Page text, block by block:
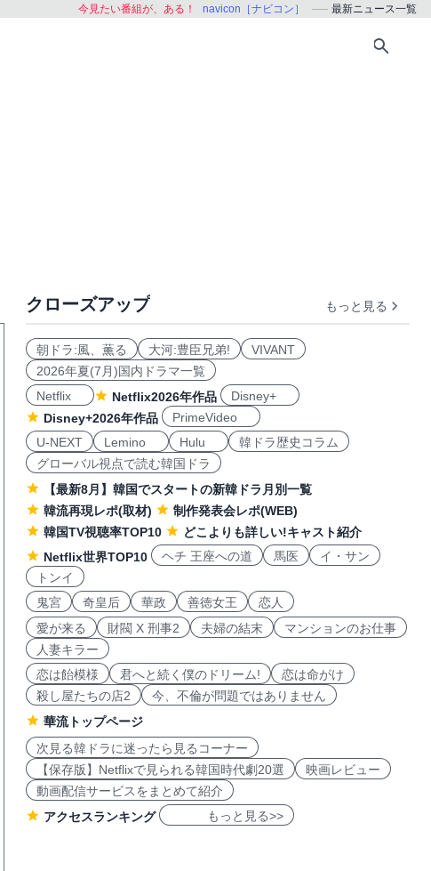
今見たい番組が、ある！ navicon［ナビコン］ 最新ニュース一覧
クローズアップ もっと見る
朝ドラ:風、薫る 大河:豊臣兄弟!
VIVANT
2026年夏(7月)国内ドラマ一覧
Netflix
Netflix2026年作品
Disney+
Disney+2026年作品
PrimeVideo
U-NEXT
Lemino Hulu
韓ドラ歴史コラム
グローバル視点で読む韓国ドラ
【最新8月】韓国でスタートの新韓ドラ月別一覧
韓流再現レポ(取材)
制作発表会レポ(WEB)
韓国TV視聴率TOP10
どこよりも詳しい!キャスト紹介
Netflix世界TOP10
ヘチ 王座への道 馬医
イ・サン
トンイ
鬼宮
奇皇后 華政 善徳女王
恋人
愛が来る
財閥 X 刑事2 夫婦の結末
マンションのお仕事
人妻キラー
恋は飴模様
君へと続く僕のドリーム!
恋は命がけ
殺し屋たちの店2
今、不倫が問題ではありません
華流トップページ
次見る韓ドラに迷ったら見るコーナー
【保存版】Netflixで見られる韓国時代劇20選
映画レビュー
動画配信サービスをまとめて紹介
アクセスランキング
もっと見る>>